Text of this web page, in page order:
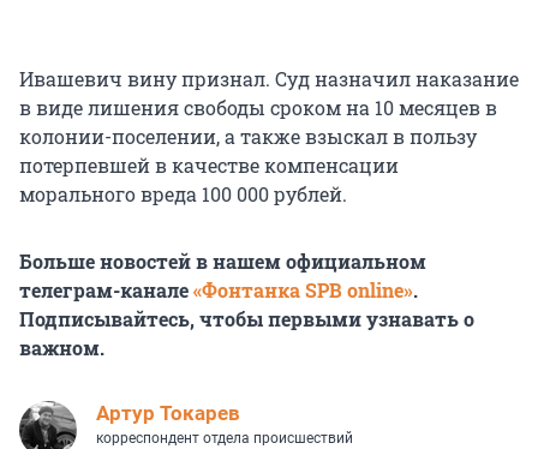
Ивашевич вину признал. Суд назначил наказание
в виде лишения свободы сроком на 10 месяцев в
колонии-поселении, а также взыскал в пользу
потерпевшей в качестве компенсации
морального вреда 100 000 рублей.
Больше новостей в нашем официальном
телеграм-канале«Фонтанка SPB online».
Подписывайтесь, чтобы первыми узнавать о
важном.
Артур Токарев
корреспондент отдела происшествий